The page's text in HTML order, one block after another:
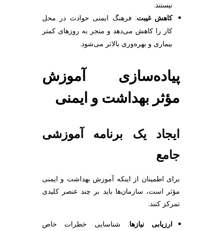
نیستند.
کاهش غیبت: فرهنگ ایمنی حوادث در محل
کار را کاهش می‌دهد و منجر به روزهای کمتر
بیماری و بهره‌وری بالاتر می‌شود.
پیاده‌سازی آموزش
مؤثر بهداشت و ایمنی
ایجاد یک برنامه آموزشی
جامع
برای اطمینان از اینکه آموزش بهداشت و ایمنی
مؤثر است، سازمان‌ها باید بر چند عنصر کلیدی
تمرکز کنند:
ارزیابی نیازها: شناسایی خطرات خاص